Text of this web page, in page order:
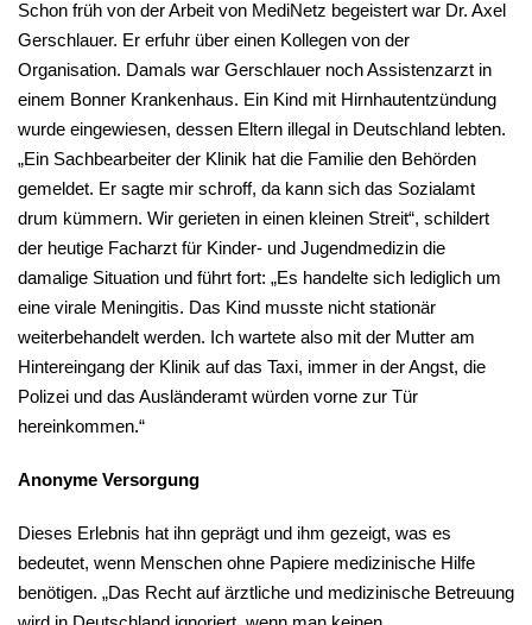
Schon früh von der Arbeit von MediNetz begeistert war Dr. Axel
Gerschlauer. Er erfuhr über einen Kollegen von der
Organisation. Damals war Gerschlauer noch Assistenzarzt in
einem Bonner Krankenhaus. Ein Kind mit Hirnhautentzündung
wurde eingewiesen, dessen Eltern illegal in Deutschland lebten.
„Ein Sachbearbeiter der Klinik hat die Familie den Behörden
gemeldet. Er sagte mir schroff, da kann sich das Sozialamt
drum kümmern. Wir gerieten in einen kleinen Streit“, schildert
der heutige Facharzt für Kinder- und Jugendmedizin die
damalige Situation und führt fort: „Es handelte sich lediglich um
eine virale Meningitis. Das Kind musste nicht stationär
weiterbehandelt werden. Ich wartete also mit der Mutter am
Hintereingang der Klinik auf das Taxi, immer in der Angst, die
Polizei und das Ausländeramt würden vorne zur Tür
hereinkommen.“
Anonyme Versorgung
Dieses Erlebnis hat ihn geprägt und ihm gezeigt, was es
bedeutet, wenn Menschen ohne Papiere medizinische Hilfe
benötigen. „Das Recht auf ärztliche und medizinische Betreuung